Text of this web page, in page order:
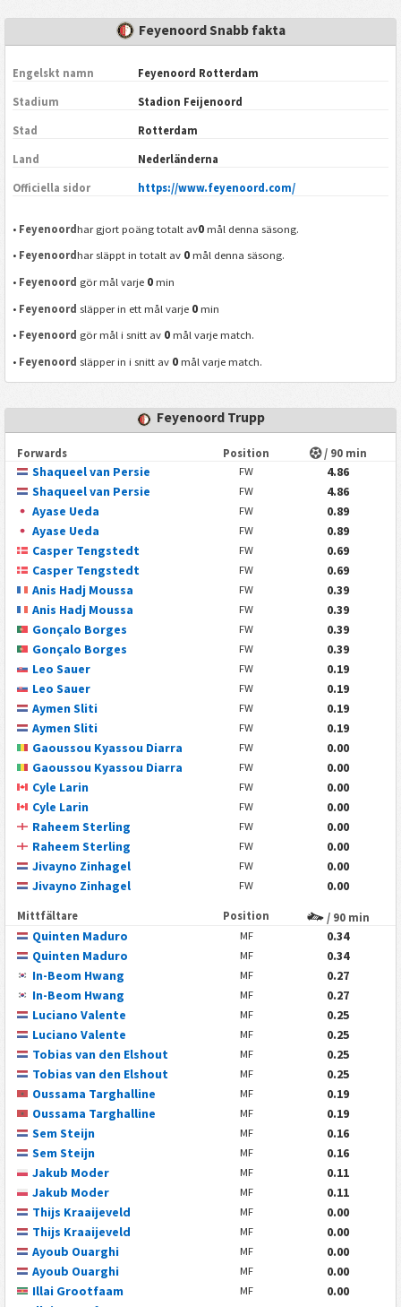
Feyenoord Snabb fakta
Engelskt namn Feyenoord Rotterdam
Stadium Stadion Feijenoord
Stad Rotterdam
Land Nederländerna
Officiella sidor https://www.feyenoord.com/
• Feyenoordhar gjort poäng totalt av0 mål denna säsong.
• Feyenoordhar släppt in totalt av 0 mål denna säsong.
• Feyenoord gör mål varje 0 min
• Feyenoord släpper in ett mål varje 0 min
• Feyenoord gör mål i snitt av 0 mål varje match.
• Feyenoord släpper in i snitt av 0 mål varje match.
Feyenoord Trupp
Forwards Position / 90 min
Shaqueel van Persie FW
4.86
Shaqueel van Persie
FW
4.86
Ayase Ueda
FW
0.89
Ayase Ueda
FW
0.89
Casper Tengstedt
FW
0.69
Casper Tengstedt
FW
0.69
Anis Hadj Moussa
FW
0.39
Anis Hadj Moussa
FW
0.39
Gonçalo Borges
FW
0.39
Gonçalo Borges
FW
0.39
Leo Sauer
FW
0.19
Leo Sauer
FW
0.19
Aymen Sliti
FW
0.19
Aymen Sliti
FW
0.19
Gaoussou Kyassou Diarra
FW
0.00
Gaoussou Kyassou Diarra
FW
0.00
Cyle Larin
FW
0.00
Cyle Larin
FW
0.00
Raheem Sterling
FW
0.00
Raheem Sterling
FW
0.00
Jivayno Zinhagel
FW
0.00
Jivayno Zinhagel
FW 0.00
Mittfältare Position / 90 min
Quinten Maduro MF
0.34
Quinten Maduro
MF
0.34
In-Beom Hwang
MF
0.27
In-Beom Hwang
MF
0.27
Luciano Valente
MF
0.25
Luciano Valente
MF
0.25
Tobias van den Elshout
MF
0.25
Tobias van den Elshout
MF
0.25
Oussama Targhalline
MF
0.19
Oussama Targhalline
MF
0.19
Sem Steijn
MF
0.16
Sem Steijn
MF
0.16
Jakub Moder
MF
0.11
Jakub Moder
MF
0.11
Thijs Kraaijeveld
MF
0.00
Thijs Kraaijeveld
MF
0.00
Ayoub Ouarghi
MF
0.00
Ayoub Ouarghi
MF
0.00
Illai Grootfaam
MF
0.00